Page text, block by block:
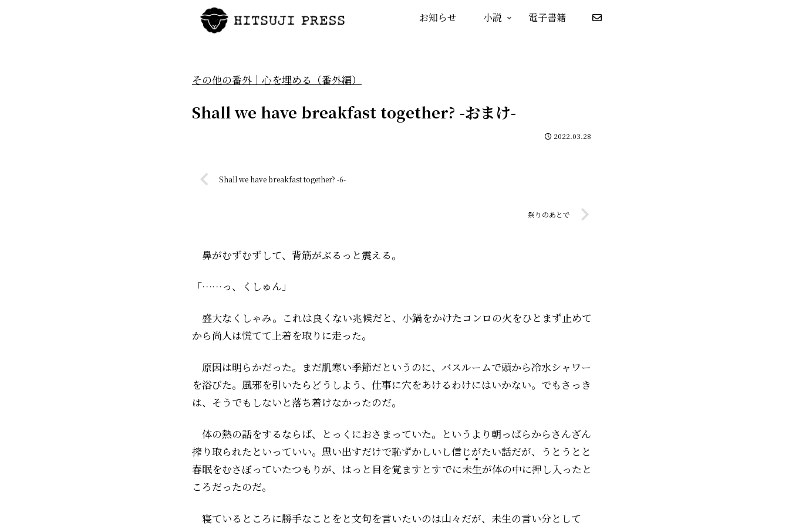
お知らせ 小説 電子書籍
その他の番外｜心を埋める（番外編）
Shall we have breakfast together? -おまけ-
2022.03.28
Shall we have breakfast together? -6-
祭りのあとで
鼻がむずむずして、背筋がぶるっと震える。
「……っ、くしゅん」
盛大なくしゃみ。これは良くない兆候だと、小鍋をかけたコンロの火をひとまず止めて
から尚人は慌てて上着を取りに走った。
原因は明らかだった。まだ肌寒い季節だというのに、バスルームで頭から冷水シャワー
を浴びた。風邪を引いたらどうしよう、仕事に穴をあけるわけにはいかない。でもさっき
は、そうでもしないと落ち着けなかったのだ。
体の熱の話をするならば、とっくにおさまっていた。というより朝っぱらからさんざん
搾り取られたといっていい。思い出すだけで恥ずかしいし信じがたい話だが、うとうとと
春眠をむさぼっていたつもりが、はっと目を覚ますとすでに未生が体の中に押し入ったと
ころだったのだ。
寝ているところに勝手なことを――と文句を言いたいのは山々だが、未生の言い分として